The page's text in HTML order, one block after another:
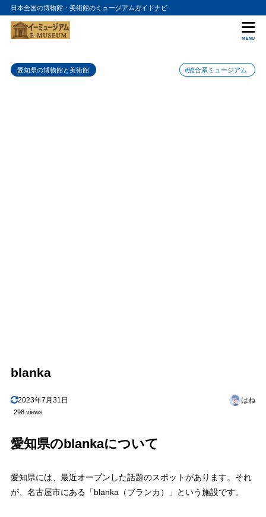
日本全国の博物館・美術館のミュージアムガイドナビ
MENU
愛知県の博物館と美術館 #総合系ミュージアム
blanka
2023年7月31日 はね
298 views
愛知県のblankaについて
愛知県には、最近オープンした話題のスポットがあります。それ
が、名古屋市にある「blanka（ブランカ）」という施設です。
目次
1 blankaの特徴